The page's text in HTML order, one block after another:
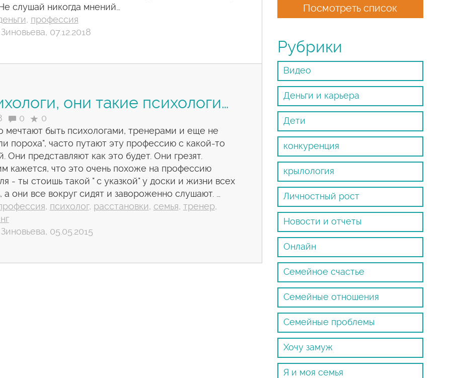
слушай никогда мнений…
, профессия
07.12.2018
они такие психологи…
0
0
мечтают быть психологами, тренерами и еще не
пороха", часто путают эту профессию с какой-то
Они представляют как это будет. Они грезят.
кажется, что это очень похоже на профессию
- ты стоишь такой " с указкой" у доски и жизни всех
а они все вокруг сидят и завороженно слушают. …
, психолог, расстановки, семья, тренер,
05.05.2015
Посмотреть список
Рубрики
Видео
Деньги и карьера
Дети
конкуренция
крылология
Личностный рост
Новости и отчеты
Онлайн
Семейное счастье
Семейные отношения
Семейные проблемы
Хочу замуж
Я и моя семья